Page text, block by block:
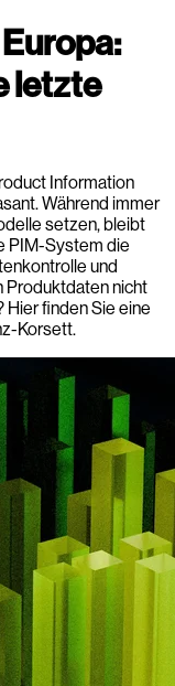
letzte
Information
Während immer
setzen, bleibt
PIM-System die
und
Produktdaten nicht
Hier finden Sie eine
Korsett.